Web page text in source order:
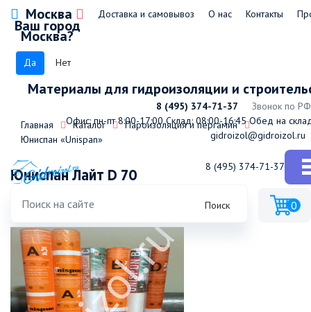
Москва
Ваш город
Москва?
Да Нет
Доставка и самовывоз О нас Контакты
Материалы для гидроизоляции и
8 (495) 374-71-37
Звонок по
Офис: пн-пт 8:00-17:00 Склад: 08:00-16:45Обед на
gidroizol@gidroizol.ru
8 (495) 374-71-37
Поиск 0
Главная Каталог
Пароизоляция и пергамин
Юниспан «Unispan»
Юниспан Лайт D 70